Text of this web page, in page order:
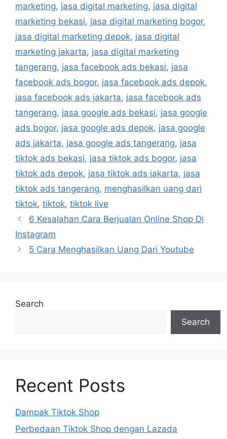
marketing, jasa digital marketing, jasa digital
marketing bekasi, jasa digital marketing bogor,
jasa digital marketing depok, jasa digital
marketing jakarta, jasa digital marketing
tangerang, jasa facebook ads bekasi, jasa
facebook ads bogor, jasa facebook ads depok,
jasa facebook ads jakarta, jasa facebook ads
tangerang, jasa google ads bekasi, jasa google
ads bogor, jasa google ads depok, jasa google
ads jakarta, jasa google ads tangerang, jasa
tiktok ads bekasi, jasa tiktok ads bogor, jasa
tiktok ads depok, jasa tiktok ads jakarta, jasa
tiktok ads tangerang, menghasilkan uang dari
tiktok, tiktok, tiktok live
6 Kesalahan Cara Berjualan Online Shop Di
Instagram
5 Cara Menghasilkan Uang Dari Youtube
Search
Search
Recent Posts
Dampak Tiktok Shop
Perbedaan Tiktok Shop dengan Lazada